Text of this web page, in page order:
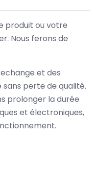
produit ou votre
Nous ferons de
et des
perte de qualité.
prolonger la durée
et électroniques,